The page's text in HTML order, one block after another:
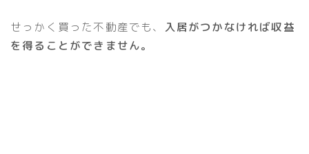
せっかく買った不動産でも、 入居がつかなければ収益
を得ることができません。